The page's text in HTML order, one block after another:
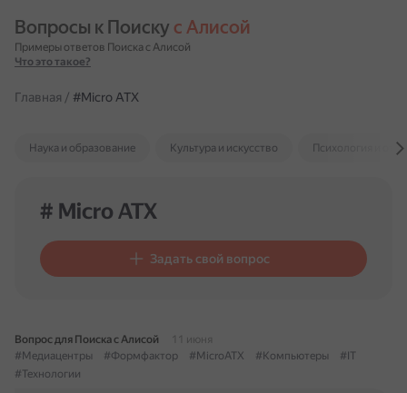
Вопросы к Поиску с Алисой
Примеры ответов Поиска с Алисой
Что это такое?
Главная / #Micro ATX
Наука и образование Культура и искусство Психология и
# Micro ATX
Задать свой вопрос
Вопрос для Поиска с Алисой
11 июня
#Медиацентры
#Формфактор #MicroATX #Компьютеры
#IT
#Технологии